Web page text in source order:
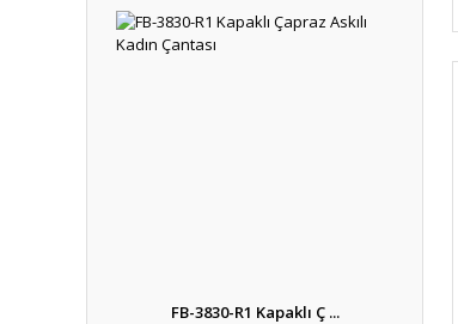
FB-3830-R1 Kapaklı Ç ...